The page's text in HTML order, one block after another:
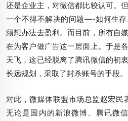
还是企业主，对微信都比较认可。
一个不得不解决的问题—-如何生
须想办法去盈利。而目前，所有自
在为客户做广告这一层面上。于是
天飞，这已经脱离了腾讯微信的初
长远规划，采取了封杀账号的手段。
对此，微媒体联盟市场总监赵宏民
无论是国内的新浪微博、腾讯微